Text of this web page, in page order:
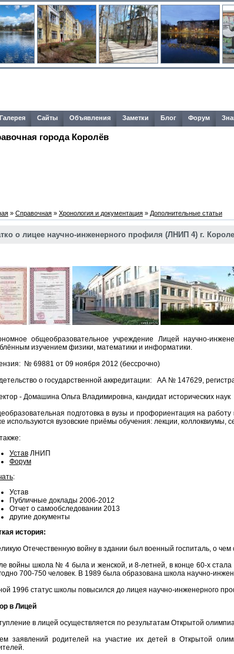
Галерея Сайты Объявления Заметки Блог Форум
города Королёв
» Справочная » Хронология и документация » Дополнительные статьи
о лицее научно-инженерного профиля (ЛНИП 4) г.
общеобразовательное учреждение Лицей научно-
изучением физики, математики и информатики.
№ 69881 от 09 ноября 2012 (бессрочно)
о государственной аккредитации: АА № 147629,
- Домашина Ольга Владимировна, кандидат исторических наук
подготовка в вузы и профориентация на
используются вузовские приёмы обучения: лекции, коллоквиумы,
Устав ЛНИП
Форум
:
Устав
Публичные доклады 2006-2012
Отчет о самообследовании 2013
другие документы
история:
Отечественную войну в здании был военный госпиталь, о чем
войны школа № 4 была и женской, и 8-летней, в конце 60-х стала
700-750 человек. В 1989 была образована школа научно-
1996 статус школы повысился до лицея научно-инженерного
в Лицей
в лицей осуществляется по результатам Открытой
заявлений родителей на участие их детей в Открытой